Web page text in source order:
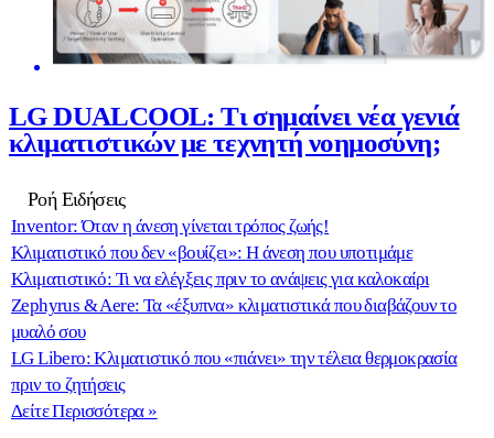
LG DUALCOOL: Τι σημαίνει νέα γενιά
κλιματιστικών με τεχνητή νοημοσύνη;
Ροή Ειδήσεις
Inventor: Όταν η άνεση γίνεται τρόπος ζωής!
Κλιματιστικό που δεν «βουίζει»: Η άνεση που υποτιμάμε
Κλιματιστικό: Τι να ελέγξεις πριν το ανάψεις για καλοκαίρι
Zephyrus & Aere: Τα «έξυπνα» κλιματιστικά που διαβάζουν το
μυαλό σου
LG Libero: Κλιματιστικό που «πιάνει» την τέλεια θερμοκρασία
πριν το ζητήσεις
Δείτε Περισσότερα »